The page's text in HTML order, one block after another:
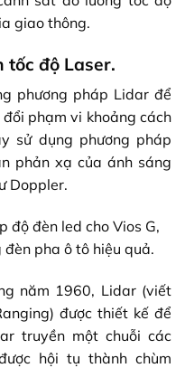
giao thông.
tốc độ Laser.
phương pháp Lidar để
phạm vi khoảng cách
sử dụng phương pháp
phản xạ của ánh sáng
Doppler.
độ đèn led cho Vios G,
pha ô tô hiệu quả.
năm 1960, Lidar (viết
được thiết kế để
truyền một chuỗi các
hội tụ thành chùm